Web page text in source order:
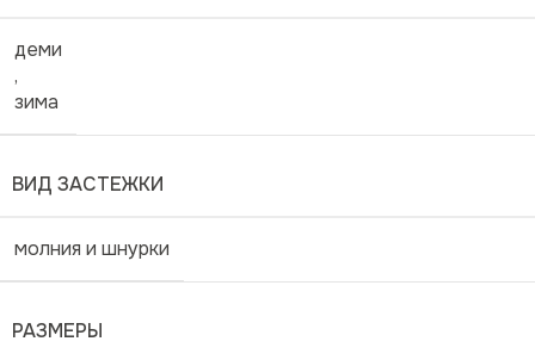
деми
,
зима
ВИД ЗАСТЕЖКИ
молния и шнурки
РАЗМЕРЫ